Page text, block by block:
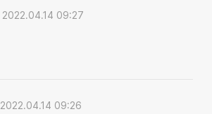
2022.04.14 09:27
2022.04.14 09:26